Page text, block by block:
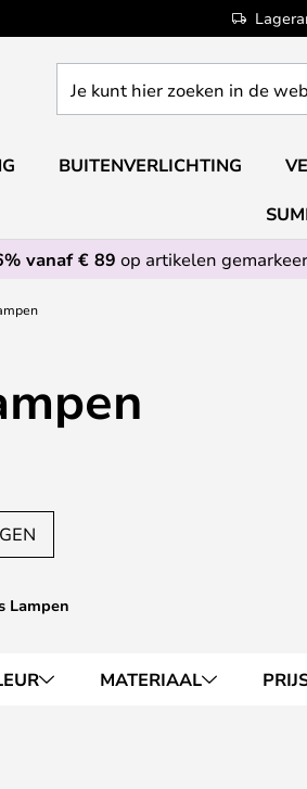
kunt
zoeken
webwinkel
BUITENVERLICHTING
vanaf € 89 op artikelen
Lampen
MATERIAAL